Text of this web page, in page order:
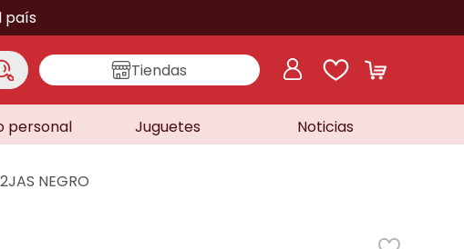
país
Tiendas
personal Juguetes Noticias
NEGRO